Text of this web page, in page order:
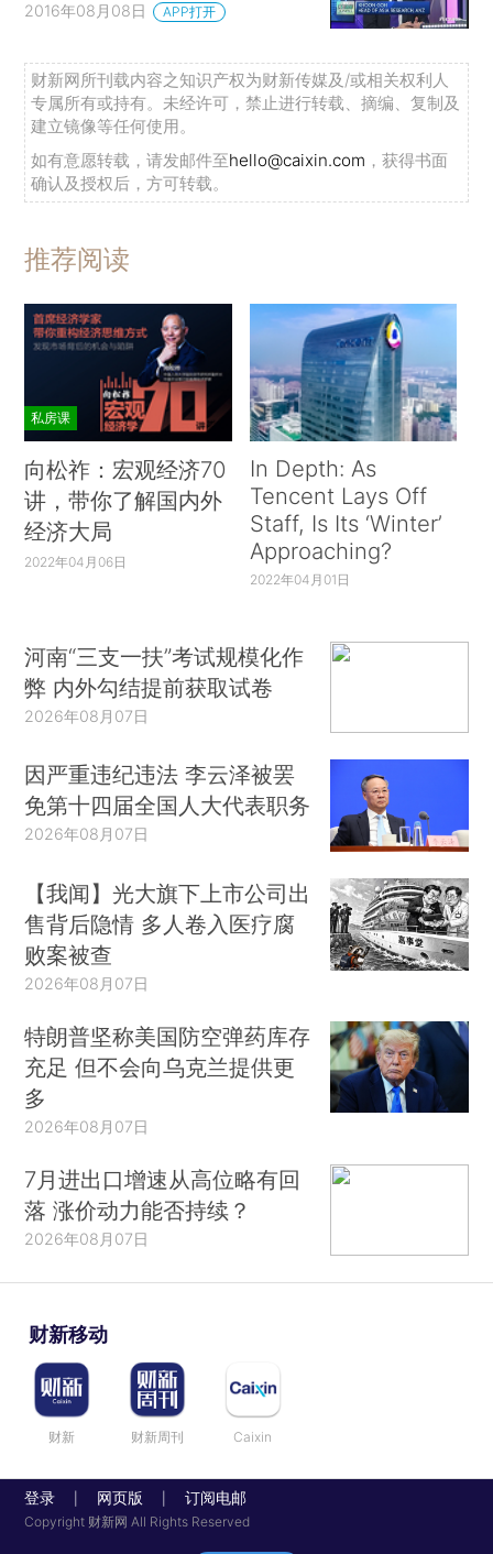
2016年08月08日 APP打开
财新网所刊载内容之知识产权为财新传媒及/或相关权利人
专属所有或持有。未经许可，禁止进行转载、摘编、复制及
建立镜像等任何使用。
如有意愿转载，请发邮件至hello@caixin.com ，获得书面
确认及授权后，方可转载。
推荐阅读
私房课
向松祚：宏观经济70
讲，带你了解国内外
经济大局
2022年04月06日
In Depth: As
Tencent Lays Off
Staff, Is Its ‘Winter’
Approaching?
2022年04月01日
河南“三支一扶”考试规模化作
弊 内外勾结提前获取试卷
2026年08月07日
因严重违纪违法 李云泽被罢
免第十四届全国人大代表职务
2026年08月07日
【我闻】光大旗下上市公司出
售背后隐情 多人卷入医疗腐
败案被查
2026年08月07日
特朗普坚称美国防空弹药库存
充足 但不会向乌克兰提供更
多
2026年08月07日
7月进出口增速从高位略有回
落 涨价动力能否持续？
2026年08月07日
财新移动
财新 财新周刊 Caixin
登录 网页版 订阅电邮
Copyright 财新网 All Rights Reserved